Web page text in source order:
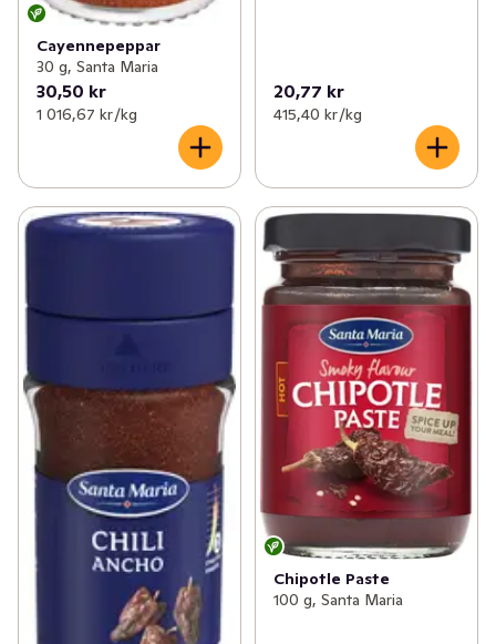
Cayennepeppar
30 g, Santa Maria
30,50 kr
1 016,67 kr /kg
20,77 kr
415,40 kr /kg
Chipotle Paste
100 g, Santa Maria